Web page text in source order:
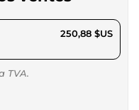
250,88 $US
TVA.